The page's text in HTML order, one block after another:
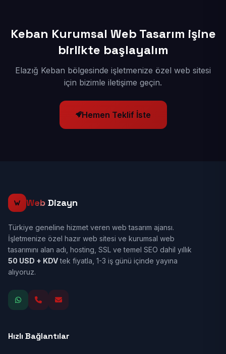
Keban Kurumsal Web Tasarım işine
birlikte başlayalım
Elazığ Keban bölgesinde işletmenize özel web sitesi
için bizimle iletişime geçin.
Hemen Teklif İste
Web Dizayn
Türkiye geneline hizmet veren web tasarım ajansı.
İşletmenize özel hazır web sitesi ve kurumsal web
tasarımını alan adı, hosting, SSL ve temel SEO dahil yıllık
50 USD + KDVtek fiyatla, 1-3 iş günü içinde yayına
alıyoruz.
Hızlı Bağlantılar